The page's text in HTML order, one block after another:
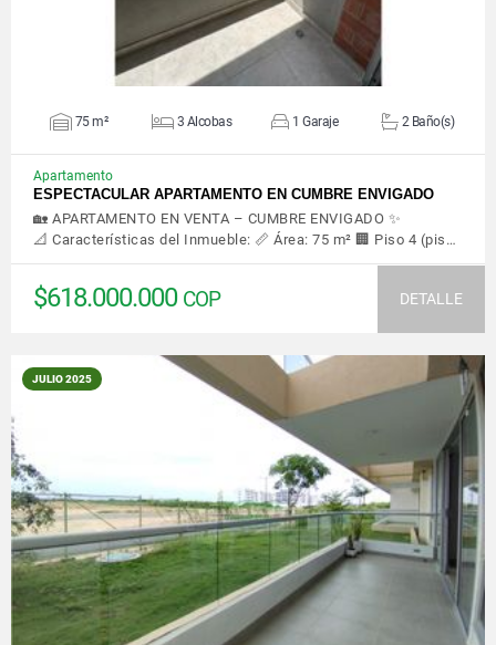
75 m² 3 Alcobas 1 Garaje 2 Baño(s)
Apartamento
ESPECTACULAR APARTAMENTO EN CUMBRE ENVIGADO
🏡 APARTAMENTO EN VENTA – CUMBRE ENVIGADO ✨
📐 Características del Inmueble: 📏 Área: 75 m² 🏢 Piso 4 (pis…
$618.000.000 COP DETALLE
JULIO 2025
VER DETALLES